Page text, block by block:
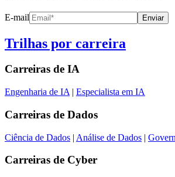
E-mail Enviar
Trilhas por carreira
Carreiras de IA
Engenharia de IA | Especialista em IA
Carreiras de Dados
Ciência de Dados | Análise de Dados |
Carreiras de Cyber